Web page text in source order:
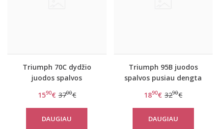
Triumph 70C dydžio
juodos spalvos
Spotlight W
1590€ 3700€
DAUGIAU
Triumph 95B juodos
spalvos pusiau dengta
Charm WD
1890€ 3290€
DAUGIAU